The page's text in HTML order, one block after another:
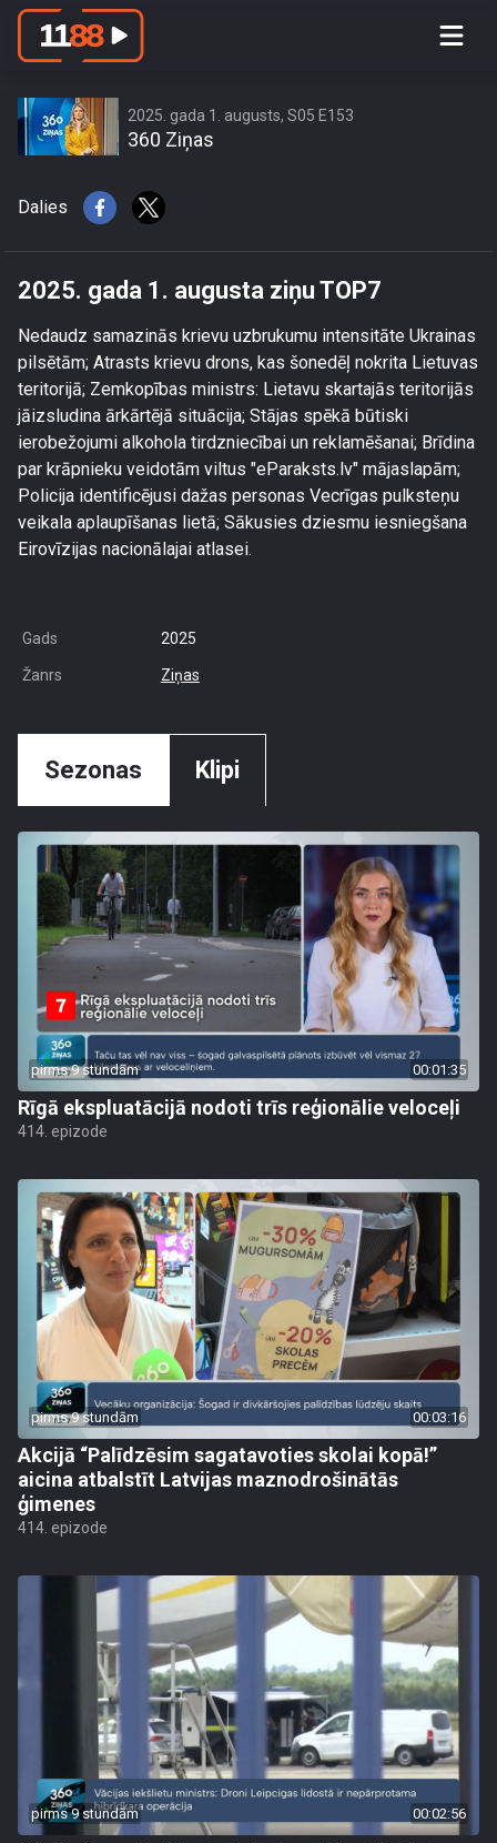
2025. gada 1. augusts, S05 E153
360 Ziņas
Dalies
2025. gada 1. augusta ziņu TOP7
Nedaudz samazinās krievu uzbrukumu intensitāte Ukrainas
pilsētām; Atrasts krievu drons, kas šonedēļ nokrita Lietuvas
teritorijā; Zemkopības ministrs: Lietavu skartajās teritorijās
jāizsludina ārkārtējā situācija; Stājas spēkā būtiski
ierobežojumi alkohola tirdzniecībai un reklamēšanai; Brīdina
par krāpnieku veidotām viltus "eParaksts.lv" mājaslapām;
Policija identificējusi dažas personas Vecrīgas pulksteņu
veikala aplaupīšanas lietā; Sākusies dziesmu iesniegšana
Eirovīzijas nacionālajai atlasei.
Gads 2025
Žanrs Ziņas
Sezonas Klipi
pirms 9 stundām 00:01:35
Rīgā ekspluatācijā nodoti trīs reģionālie veloceļi
414. epizode
pirms 9 stundām 00:03:16
Akcijā “Palīdzēsim sagatavoties skolai kopā!”
aicina atbalstīt Latvijas maznodrošinātās
ģimenes
414. epizode
pirms 9 stundām 00:02:56